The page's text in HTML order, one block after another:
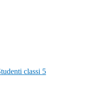
classi 5